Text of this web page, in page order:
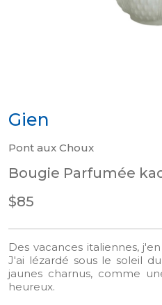
Gien
Pont aux Choux
Bougie Parfumée
$85
Des vacances italiennes,
J'ai lézardé sous le soleil
jaunes charnus, comme
heureux.